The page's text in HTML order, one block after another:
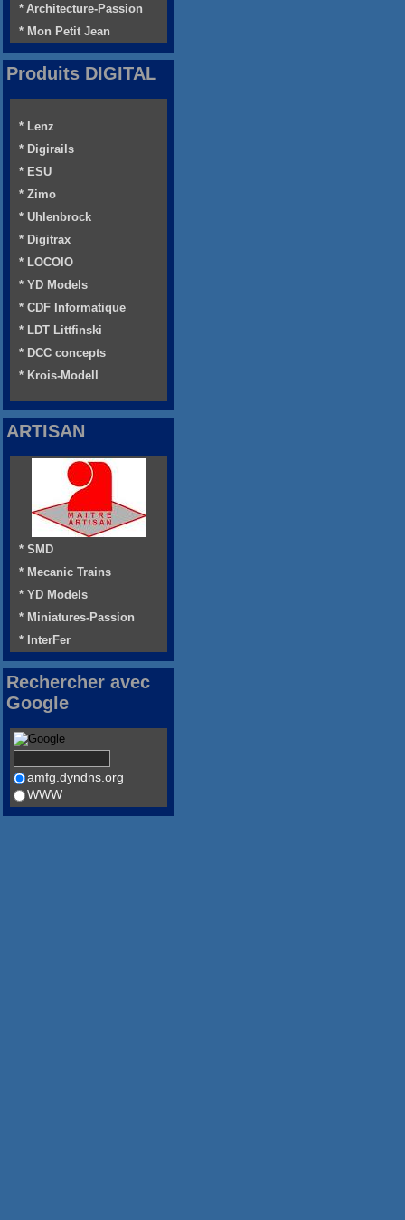
* Architecture-Passion
* Mon Petit Jean
Produits DIGITAL
* Lenz
* Digirails
* ESU
* Zimo
* Uhlenbrock
* Digitrax
* LOCOIO
* YD Models
* CDF Informatique
* LDT Littfinski
* DCC concepts
* Krois-Modell
ARTISAN
* SMD
* Mecanic Trains
* YD Models
* Miniatures-Passion
* InterFer
Rechercher avec
Google
amfg.dyndns.org
WWW